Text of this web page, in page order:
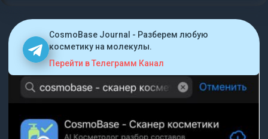
CosmoBase Journal - Разберем любую
косметику на молекулы.
Перейти в Телеграмм Канал